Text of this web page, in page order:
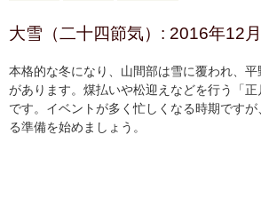
大雪（二十四節気）: 2016年12
本格的な冬になり、山間部は雪に覆われ、平
があります。煤払いや松迎えなどを行う「
です。イベントが多く忙しくなる時期ですが
る準備を始めましょう。